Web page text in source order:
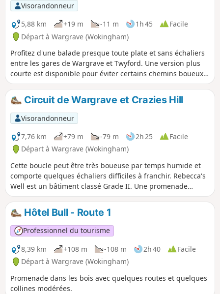
Visorandonneur
5,88 km
+19 m -11 m 1h 45
Facile
Départ à Wargrave (Wokingham)
Profitez d'une balade presque toute plate et sans échaliers
entre les gares de Wargrave et Twyford. Une version plus
courte est disponible pour éviter certains chemins boueux
dans la région de Stanlake, mais il n'y a pas de passage
piéton sur le pont ferroviaire et il faut faire attention.
Circuit de Wargrave et Crazies Hill
Visorandonneur
7,76 km
+79 m -79 m 2h 25
Facile
Départ à Wargrave (Wokingham)
Cette boucle peut être très boueuse par temps humide et
comporte quelques échaliers difficiles à franchir. Rebecca's
Well est un bâtiment classé Grade II. Une promenade
vallonnée à travers bois et champs sur les hauteurs au
nord-est de Wargrave. Les racines des arbres peuvent être
dangereuses dans les bois. Il n'y a pas d'échaliers.
Rebecca's Well est un bâtiment classé Grade II. .
Hôtel Bull - Route 1
Professionnel du tourisme
8,39 km
+108 m -108 m 2h 40
Facile
Départ à Wargrave (Wokingham)
Promenade dans les bois avec quelques routes et quelques
collines modérées.